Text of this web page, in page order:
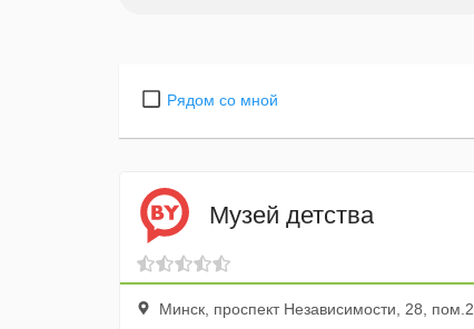
Рядом со мной
Музей детства
Минск, проспект Независимости, 28,